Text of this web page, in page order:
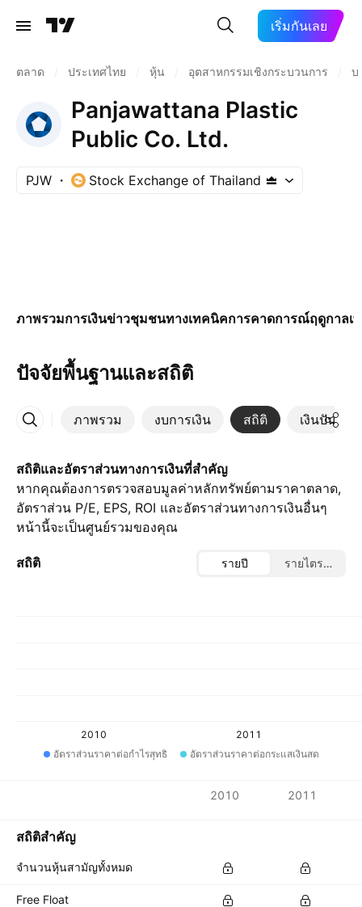
เริ่มกันเลย
ตลาด ประเทศไทย หุ้น อุตสาหกรรมเชิงกระบวนการ บ
Panjawattana Plastic
Public Co. Ltd.
PJW Stock Exchange of Thailand
ภาพรวมการเงินข่าวชุมชนทางเทคนิคการคาดการณ์ฤดูกาลเ
ปัจจัยพื้นฐานและสถิติ
ภาพรวม งบการเงิน สถิติ เงินปันผล
เพิ่มเติม
สถิติและอัตราส่วนทางการเงินที่สำคัญ
หากคุณต้องการตรวจสอบมูลค่าหลักทรัพย์ตามราคาตลาด,
อัตราส่วน P/E, EPS, ROI และอัตราส่วนทางการเงินอื่นๆ
หน้านี้จะเป็นศูนย์รวมของคุณ
สถิติ รายปี รายไตรมาส
2010
2011
อัตราส่วนราคาต่อกำไรสุทธิ
อัตราส่วนราคาต่อกระแสเงินสด
2010 2011
สถิติสำคัญ
จำนวนหุ้นสามัญทั้งหมด
Free Float